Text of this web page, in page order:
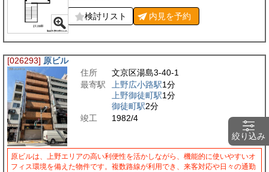
検討リスト 内見を予約
[026293] 原ビル
住所
文京区湯島3-40-1
最寄駅
上野広小路駅1分
上野御徒町駅1分
御徒町駅2分
竣工
1982/4
原ビルは、上野エリアの高い利便性を活かしながら、機能的に使いやすいオ
フィス環境を備えた物件です。複数路線が利用でき、来客対応や日々の通勤
絞り込み